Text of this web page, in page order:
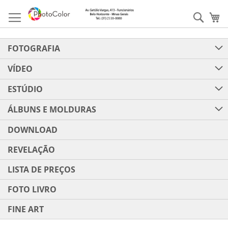
para
o
FOTOGRAFIA
VÍDEO
ESTÚDIO
ÁLBUNS E MOLDURAS
DOWNLOAD
REVELAÇÃO
LISTA DE PREÇOS
FOTO LIVRO
FINE ART